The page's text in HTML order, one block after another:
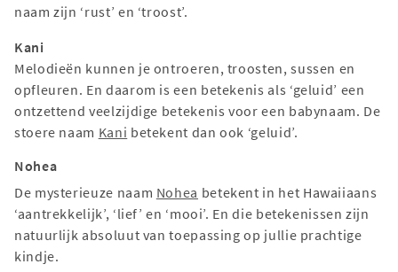
naam zijn ‘rust’ en ‘troost’.
Kani
Melodieën kunnen je ontroeren, troosten, sussen en
opfleuren. En daarom is een betekenis als ‘geluid’ een
ontzettend veelzijdige betekenis voor een babynaam. De
stoere naam Kani betekent dan ook ‘geluid’.
Nohea
De mysterieuze naam Nohea betekent in het Hawaiiaans
‘aantrekkelijk’, ‘lief’ en ‘mooi’. En die betekenissen zijn
natuurlijk absoluut van toepassing op jullie prachtige
kindje.